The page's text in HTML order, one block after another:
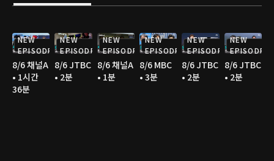
NEW
EPISODE
8/6 채널A
• 1시간
36분
NEW
EPISODE
8/6 JTBC
• 2분
NEW
EPISODE
8/6 채널A
• 1분
NEW
EPISODE
8/6 MBC
• 3분
NEW
EPISODE
8/6 JTBC
• 2분
NEW
EPISODE
8/6 JTBC
• 2분